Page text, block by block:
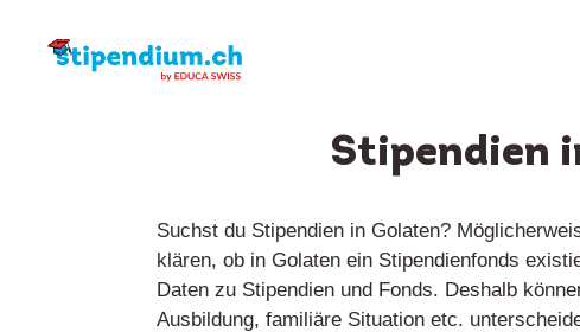
Stipendien
Suchst du Stipendien in Golaten?
klären, ob in Golaten ein Stipendienfonds
Daten zu Stipendien und Fonds. Deshalb
Ausbildung, familiäre Situation etc.